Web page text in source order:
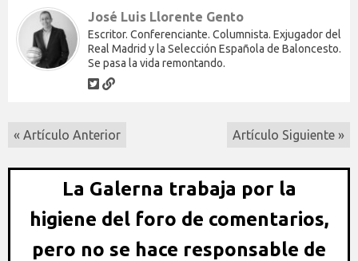
José Luis Llorente Gento
Escritor. Conferenciante. Columnista. Exjugador del
Real Madrid y la Selección Española de Baloncesto.
Se pasa la vida remontando.
« Artículo Anterior Artículo Siguiente »
La Galerna trabaja por la
higiene del foro de comentarios,
pero no se hace responsable de